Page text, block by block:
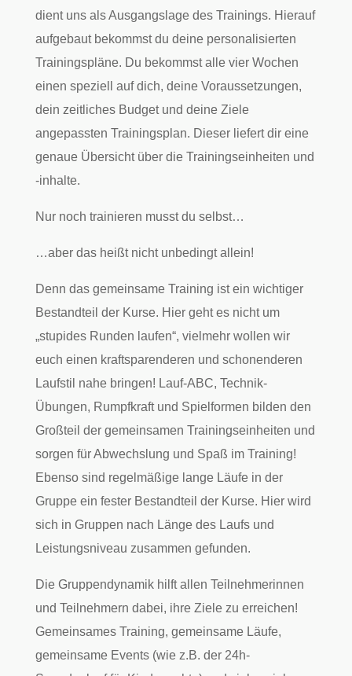
dient uns als Ausgangslage des Trainings. Hierauf
aufgebaut bekommst du deine personalisierten
Trainingspläne. Du bekommst alle vier Wochen
einen speziell auf dich, deine Voraussetzungen,
dein zeitliches Budget und deine Ziele
angepassten Trainingsplan. Dieser liefert dir eine
genaue Übersicht über die Trainingseinheiten und
-inhalte.
Nur noch trainieren musst du selbst…
…aber das heißt nicht unbedingt allein!
Denn das gemeinsame Training ist ein wichtiger
Bestandteil der Kurse. Hier geht es nicht um
„stupides Runden laufen“, vielmehr wollen wir
euch einen kraftsparenderen und schonenderen
Laufstil nahe bringen! Lauf-ABC, Technik-
Übungen, Rumpfkraft und Spielformen bilden den
Großteil der gemeinsamen Trainingseinheiten und
sorgen für Abwechslung und Spaß im Training!
Ebenso sind regelmäßige lange Läufe in der
Gruppe ein fester Bestandteil der Kurse. Hier wird
sich in Gruppen nach Länge des Laufs und
Leistungsniveau zusammen gefunden.
Die Gruppendynamik hilft allen Teilnehmerinnen
und Teilnehmern dabei, ihre Ziele zu erreichen!
Gemeinsames Training, gemeinsame Läufe,
gemeinsame Events (wie z.B. der 24h-